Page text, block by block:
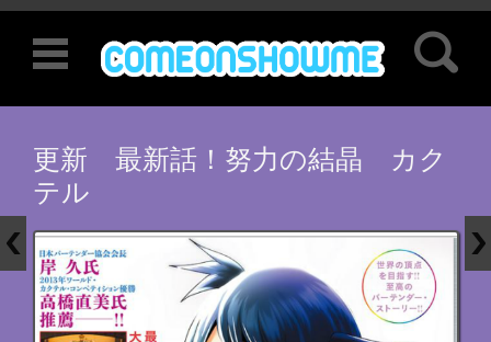
検索:
コンテンツに移動
更新 最新話！努力の結晶 カク
テル